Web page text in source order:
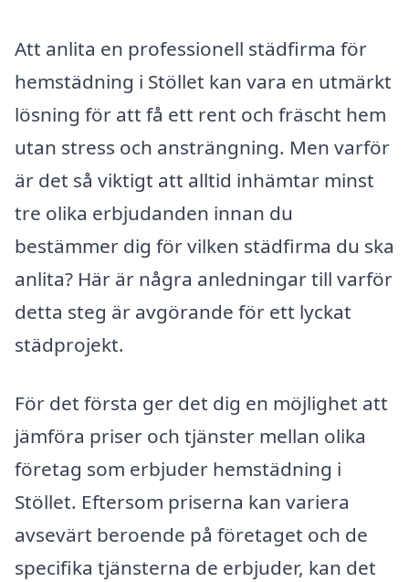
Att anlita en professionell städfirma för
hemstädning i Stöllet kan vara en utmärkt
lösning för att få ett rent och fräscht hem
utan stress och ansträngning. Men varför
är det så viktigt att alltid inhämtar minst
tre olika erbjudanden innan du
bestämmer dig för vilken städfirma du ska
anlita? Här är några anledningar till varför
detta steg är avgörande för ett lyckat
städprojekt.
För det första ger det dig en möjlighet att
jämföra priser och tjänster mellan olika
företag som erbjuder hemstädning i
Stöllet. Eftersom priserna kan variera
avsevärt beroende på företaget och de
specifika tjänsterna de erbjuder, kan det